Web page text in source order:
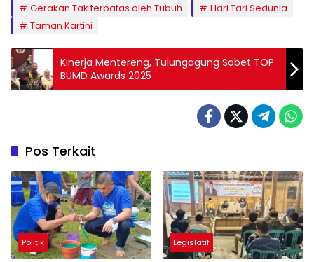
Gerakan Tak terbatas oleh Tubuh
Hari Tari Sedunia
Taman Kartini
Kinerja Mentereng, Tulungagung Sabet TOP
BUMD Awards 2025
Pos Terkait
Politik Legislatif